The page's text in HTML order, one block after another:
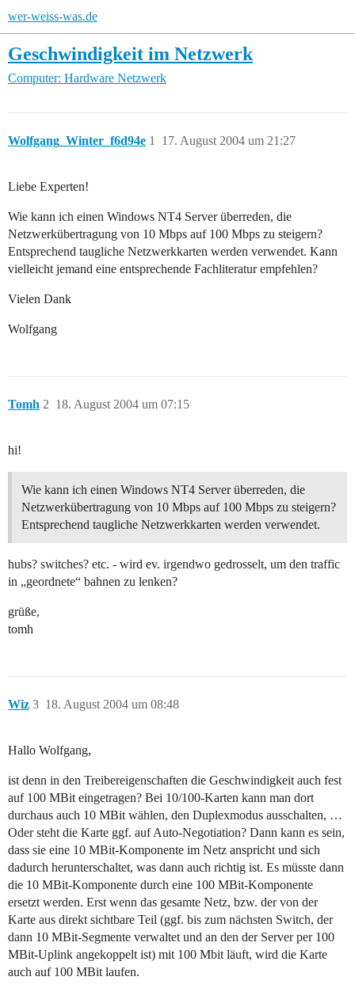
wer-weiss-was.de
Geschwindigkeit im Netzwerk
Computer: Hardware Netzwerk
Wolfgang_Winter_f6d94e 17. August 2004 um 21:27
1
Liebe Experten!
Wie kann ich einen Windows NT4 Server überreden, die
Netzwerkübertragung von 10 Mbps auf 100 Mbps zu steigern?
Entsprechend taugliche Netzwerkkarten werden verwendet. Kann
vielleicht jemand eine entsprechende Fachliteratur empfehlen?
Vielen Dank
Wolfgang
Tomh 18. August 2004 um 07:15
2
hi!
Wie kann ich einen Windows NT4 Server überreden, die
Netzwerkübertragung von 10 Mbps auf 100 Mbps zu steigern?
Entsprechend taugliche Netzwerkkarten werden verwendet.
hubs? switches? etc. - wird ev. irgendwo gedrosselt, um den traffic
in „geordnete“ bahnen zu lenken?
grüße,
tomh
Wiz 18. August 2004 um 08:48
3
Hallo Wolfgang,
ist denn in den Treibereigenschaften die Geschwindigkeit auch fest
auf 100 MBit eingetragen? Bei 10/100-Karten kann man dort
durchaus auch 10 MBit wählen, den Duplexmodus ausschalten, …
Oder steht die Karte ggf. auf Auto-Negotiation? Dann kann es sein,
dass sie eine 10 MBit-Komponente im Netz anspricht und sich
dadurch herunterschaltet, was dann auch richtig ist. Es müsste dann
die 10 MBit-Komponente durch eine 100 MBit-Komponente
ersetzt werden. Erst wenn das gesamte Netz, bzw. der von der
Karte aus direkt sichtbare Teil (ggf. bis zum nächsten Switch, der
dann 10 MBit-Segmente verwaltet und an den der Server per 100
MBit-Uplink angekoppelt ist) mit 100 Mbit läuft, wird die Karte
auch auf 100 MBit laufen.